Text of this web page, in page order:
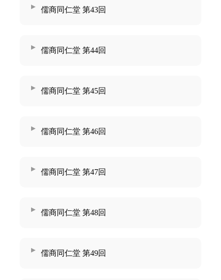
儒商同仁堂 第43回
儒商同仁堂 第44回
儒商同仁堂 第45回
儒商同仁堂 第46回
儒商同仁堂 第47回
儒商同仁堂 第48回
儒商同仁堂 第49回